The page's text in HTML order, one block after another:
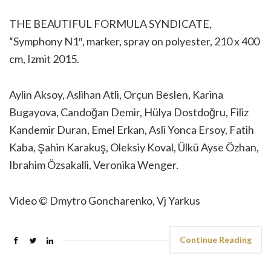
THE BEAUTIFUL FORMULA SYNDICATE,
“Symphony N1″, marker, spray on polyester, 210 x 400
cm, Izmit 2015.
Aylin Aksoy, Aslihan Atli, Orçun Beslen, Karina
Bugayova, Candoğan Demir, Hülya Dostdoğru, Filiz
Kandemir Duran, Emel Erkan, Asli Yonca Ersoy, Fatih
Kaba, Şahin Karakuş, Oleksiy Koval, Ülkü Ayse Özhan,
Ibrahim Özsakalli, Veronika Wenger.
Video © Dmytro Goncharenko, Vj Yarkus
Continue Reading